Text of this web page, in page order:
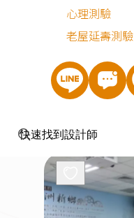
心理測驗
老屋延壽測驗
2024.09.28
鏡新聞調查報告